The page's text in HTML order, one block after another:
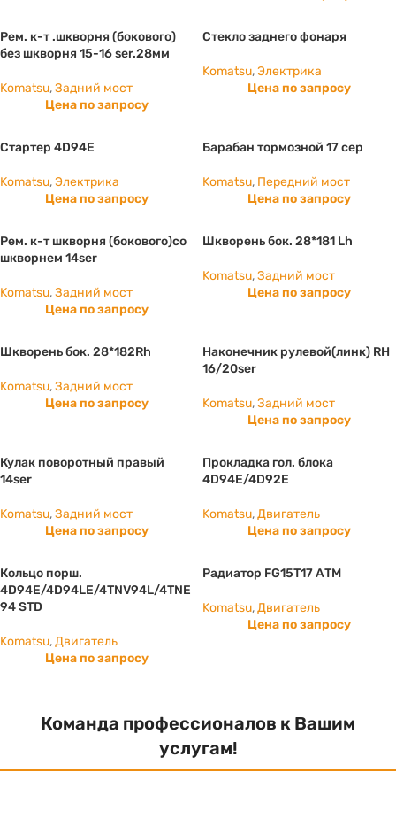
Рем. к-т .шкворня (бокового)
без шкворня 15-16 ser.28мм
Komatsu,Задний мост
Цена по запросу
Стекло заднего фонаря
Komatsu,Электрика
Цена по запросу
Стартер 4D94E
Komatsu,Электрика
Цена по запросу
Барабан тормозной 17 сер
Komatsu, Передний мост
Цена по запросу
Рем. к-т шкворня (бокового)со
шкворнем 14ser
Komatsu,Задний мост
Цена по запросу
Шкворень бок. 28*181 Lh
Komatsu,Задний мост
Цена по запросу
Шкворень бок. 28*182Rh
Komatsu,Задний мост
Цена по запросу
Наконечник рулевой(линк) RH
16/20ser
Komatsu,Задний мост
Цена по запросу
Кулак поворотный правый
14ser
Komatsu,Задний мост
Цена по запросу
Прокладка гол. блока
4D94E/4D92E
Komatsu,Двигатель
Цена по запросу
Кольцо порш.
4D94E/4D94LE/4TNV94L/4TNE
94 STD
Komatsu,Двигатель
Цена по запросу
Радиатор FG15T17 АТМ
Komatsu,Двигатель
Цена по запросу
Команда профессионалов к Вашим
услугам!